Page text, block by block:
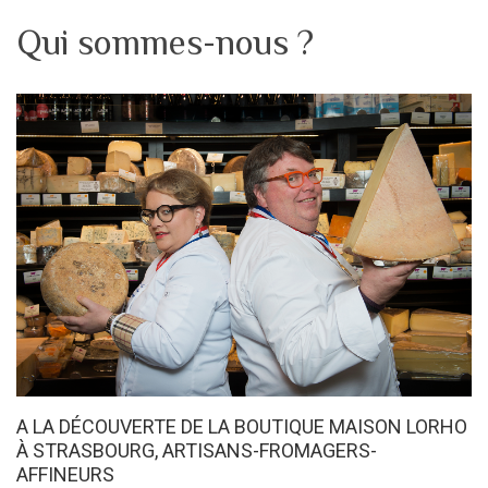
Qui sommes-nous ?
A LA DÉCOUVERTE DE LA BOUTIQUE MAISON LORHO
À STRASBOURG, ARTISANS-FROMAGERS-
AFFINEURS